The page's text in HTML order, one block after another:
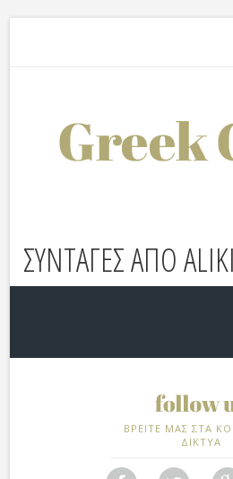
ΣΥΝΤΑΓΕΣ ΑΠΟ
ΒΡΕΙΤΕ ΜΑΣ ΣΤΑ
ΔΙΚΤΥΑ